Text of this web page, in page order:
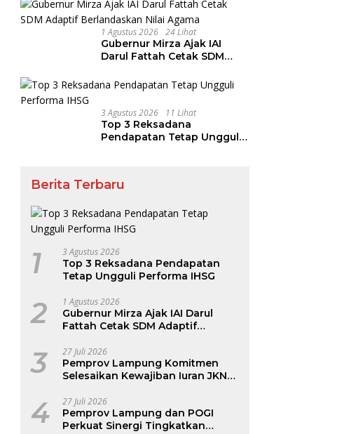
1 Agustus 2026 24 Lihat
Gubernur Mirza Ajak IAI
Darul Fattah Cetak SDM
Agama
3 Agustus 2026 11 Lihat
Top 3 Reksadana
Pendapatan Tetap Ungguli
Berita Terbaru
1 3 Agustus 2026
Top 3 Reksadana Pendapatan
Tetap Ungguli Performa IHSG
2 1 Agustus 2026
Gubernur Mirza Ajak IAI Darul
Fattah Cetak SDM Adaptif
3 27 Juli 2026
Pemprov Lampung Komitmen
Selesaikan Kewajiban Iuran JKN
Kepesertaan BPJS Kesehatan
4 27 Juli 2026
Pemprov Lampung dan POGI
Perkuat Sinergi Tingkatkan